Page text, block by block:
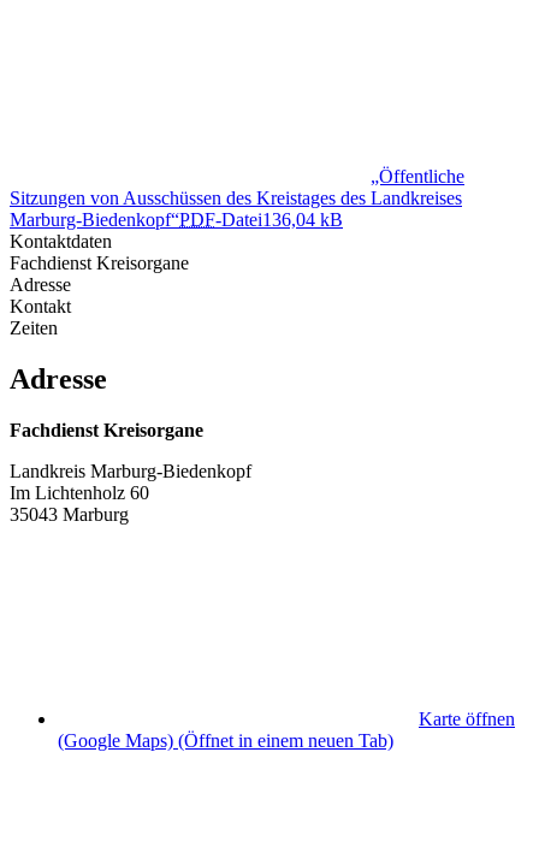
„Öffentliche
Sitzungen von Ausschüssen des Kreistages des Landkreises
Marburg-Biedenkopf“PDF-Datei136,04 kB
Kontaktdaten
Fachdienst Kreisorgane
Adresse
Kontakt
Zeiten
Adresse
Fachdienst Kreisorgane
Landkreis Marburg-Biedenkopf
Im Lichtenholz 60
35043 Marburg
Karte öffnen
(Google Maps) (Öffnet in einem neuen Tab)